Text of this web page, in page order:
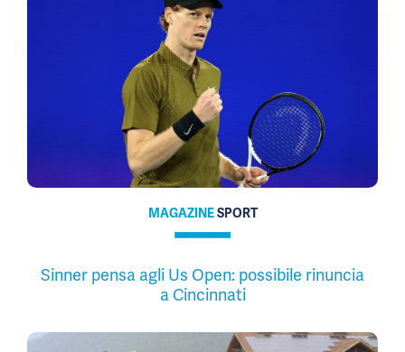
MAGAZINESPORT
Sinner pensa agli Us Open: possibile rinuncia
a Cincinnati